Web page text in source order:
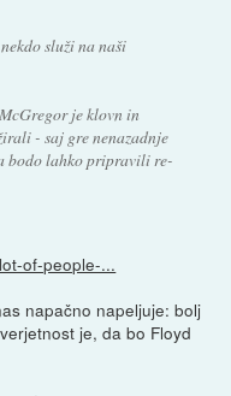
služi na naši
je klovn in
- saj gre nenazadnje
bodo lahko pripravili re-
of-people-...
napačno napeljuje: bolj
je, da bo Floyd